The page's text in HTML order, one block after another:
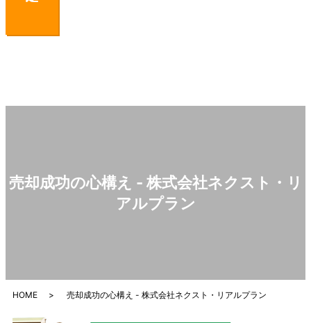
売却成功の心構え - 株式会社ネクスト・リ
アルプラン
HOME 売却成功の心構え - 株式会社ネクスト・リアルプラン